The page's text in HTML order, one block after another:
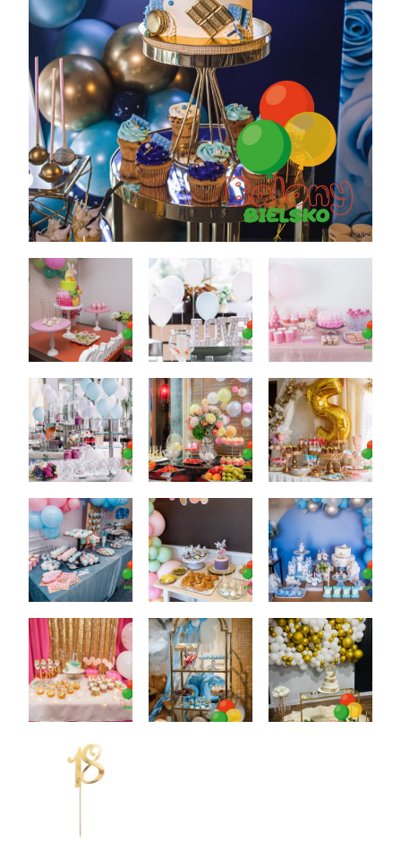
Balony
Balony z helem
Kontakt